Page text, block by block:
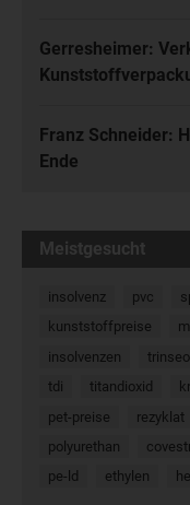
Gerresheimer:
Franz Schneider:
Ende
Meistgesucht
insolvenz pvc
kunststoffpreise
insolvenzen
trinseo
tdi
titandioxid
pet-preise
rezyklat
polyurethan
pe-ld
ethylen